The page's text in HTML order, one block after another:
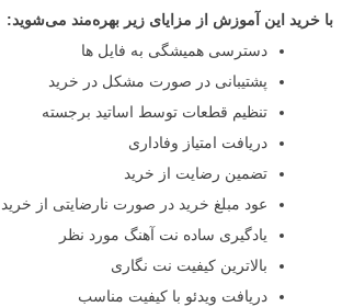
با خرید این آموزش از مزایای زیر بهره‌مند می‌شوید:
دسترسی همیشگی به فایل ها
پشتیبانی در صورت مشکل در خرید
تنظیم قطعات توسط اساتید برجسته
دریافت امتیاز وفاداری
تضمین رضایت از خرید
عود مبلغ خرید در صورت نارضایتی از خرید
یادگیری ساده نت آهنگ مورد نظر
بالاترین کیفیت نت نگاری
دریافت ویدئو با کیفیت مناسب